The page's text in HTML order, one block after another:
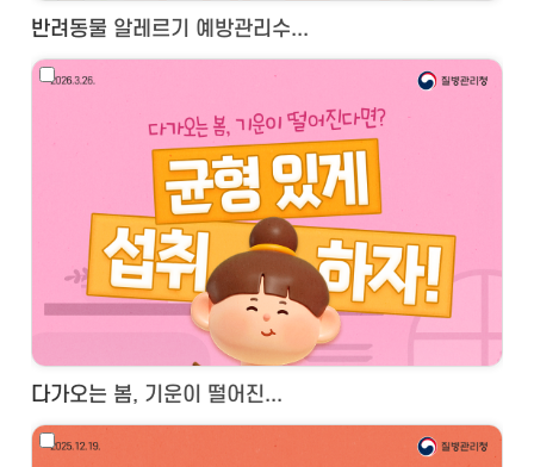
반려동물 알레르기 예방관리수...
다가오는 봄, 기운이 떨어진...